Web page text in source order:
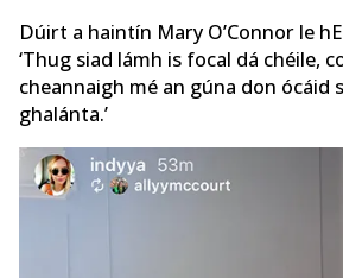
Dúirt a haintín Mary O’Connor le
‘Thug siad lámh is focal dá chéile,
cheannaigh mé an gúna don ócáid
ghalánta.’